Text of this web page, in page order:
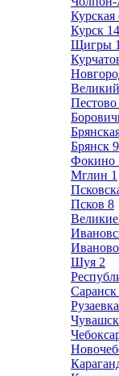
Курская
Курск 14
Щигры 1
Пестово
Брянск 9
Фокино
Мглин 1
Псков 8
Иваново
Шуя 2
Саранск
Рузаевка